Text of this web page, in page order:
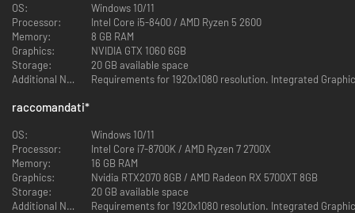
Gestisci un saloon operando dal bancone. Prepara drink, cucina pasti e
tieni le scorte in movimento mentre la città prende lentamente vita.
Tutto inizia come lavoro onesto, ma non resta semplice a lungo.
OS:
Windows 10/11
Processor:
Intel Core i5-8400 / AMD Ryzen 5 2600
Memory:
8 GB RAM
Graphics:
NVIDIA GTX 1060 6GB
Storage:
20 GB available space
Additional Notes:
Requirements for 1920x1080 resolution. Integrated
raccomandati*
OS:
Windows 10/11
Processor:
Intel Core i7-8700K / AMD Ryzen 7 2700X
Memory:
16 GB RAM
Graphics:
Nvidia RTX2070 8GB / AMD Radeon RX 5700XT 8GB
Storage:
20 GB available space
Additional Notes:
Requirements for 1920x1080 resolution. Integrated